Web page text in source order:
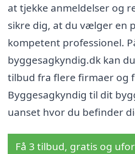
at tjekke anmeldelser og
sikre dig, at du vælger en
kompetent professionel.
byggesagkyndig.dk kan
tilbud fra flere firmaer og
Byggesagkyndig til dit
uanset hvor du befinder
Få 3 tilbud, gratis og